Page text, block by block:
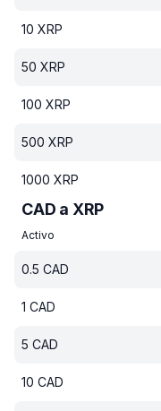
10 XRP
50 XRP
100 XRP
500 XRP
1000 XRP
CAD a XRP
Activo
0.5 CAD
1 CAD
5 CAD
10 CAD